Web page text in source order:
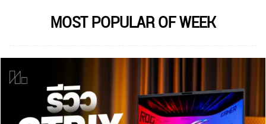
MOST POPULAR OF WEEK